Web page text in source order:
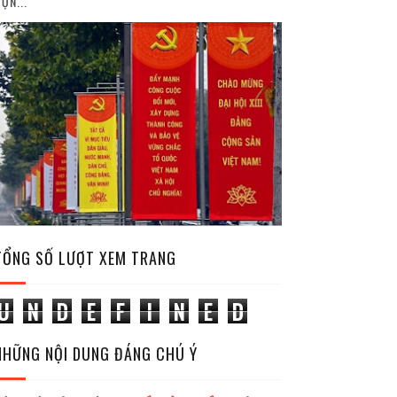
SỐ LƯỢT XEM TRANG
N D E F I N E D
NỘI DUNG ĐÁNG CHÚ Ý